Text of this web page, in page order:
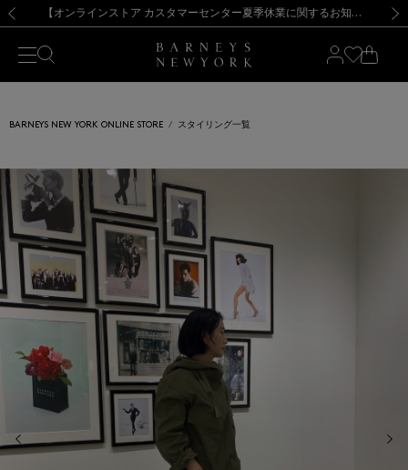
新規登録のお客様も対象！＜MY BARNEYS＞会員のお客様は11,000円（税込）以上のお買上げで常時送料無料！お買い物の際は会員登録を！
【夏季休業に伴う出荷一時停止のお知らせ】(2026.8.7) 【オンラインストア カスタマーセンター夏季休業に関するお知らせ】（2026.8.7）
【夏季休業に伴う返品・交換承り一時停止のお知らせ】（2026.8.5）
熊本県を中心とした地震の影響によるお荷物のお届けについて
【開催中】SUMMER SALEのご案内・ご注意事項 新規登録のお客様も対象！＜MY BARNEYS＞会員のお客様は11,000円（税込）以上のお買上げで常時送料無料！お買い物の際は会員登録を！
【夏季休業に伴う出荷一時停止のお知らせ】(2026.8.7)
BARNEYS NEW YORK ONLINE STORE スタイリング一覧